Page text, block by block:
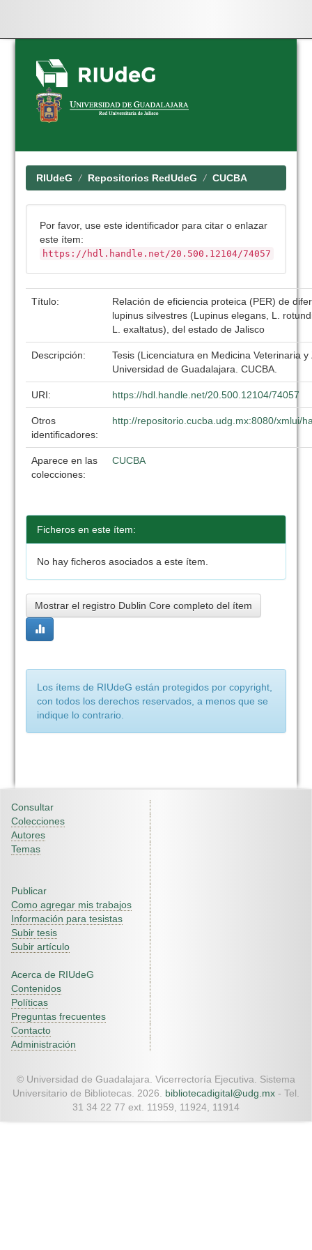
Skip
navigation
RIUdeG Repositorios RedUdeG CUCBA
Por favor, use este identificador para citar o enlazar
este ítem:
https://hdl.handle.net/20.500.12104/74057
Título:
Relación de eficiencia proteica (PER) de
lupinus silvestres (Lupinus elegans, L.
L. exaltatus), del estado de Jalisco
Descripción:
Tesis (Licenciatura en Medicina Veterinaria
Universidad de Guadalajara. CUCBA.
URI: https://hdl.handle.net/20.500.12104/74057
Otros
identificadores:
http://repositorio.cucba.udg.mx:8080/xmlui/
Aparece en las
colecciones:
CUCBA
Ficheros en este ítem:
No hay ficheros asociados a este ítem.
Mostrar el registro Dublin Core completo del ítem
Los ítems de RIUdeG están protegidos por copyright,
con todos los derechos reservados, a menos que se
indique lo contrario.
Consultar
Colecciones
Autores
Temas
Publicar
Como agregar mis trabajos
Información para tesistas
Subir tesis
Subir artículo
Acerca de RIUdeG
Contenidos
Políticas
Preguntas frecuentes
Contacto
Administración
© Universidad de Guadalajara. Vicerrectoría Ejecutiva. Sistema
Universitario de Bibliotecas. 2026. bibliotecadigital@udg.mx - Tel.
31 34 22 77 ext. 11959, 11924, 11914